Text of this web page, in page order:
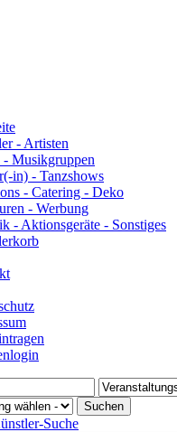
- Artisten
Musikgruppen
in) - Tanzshows
- Catering - Deko
- Werbung
- Aktionsgeräte - Sonstiges
Suche